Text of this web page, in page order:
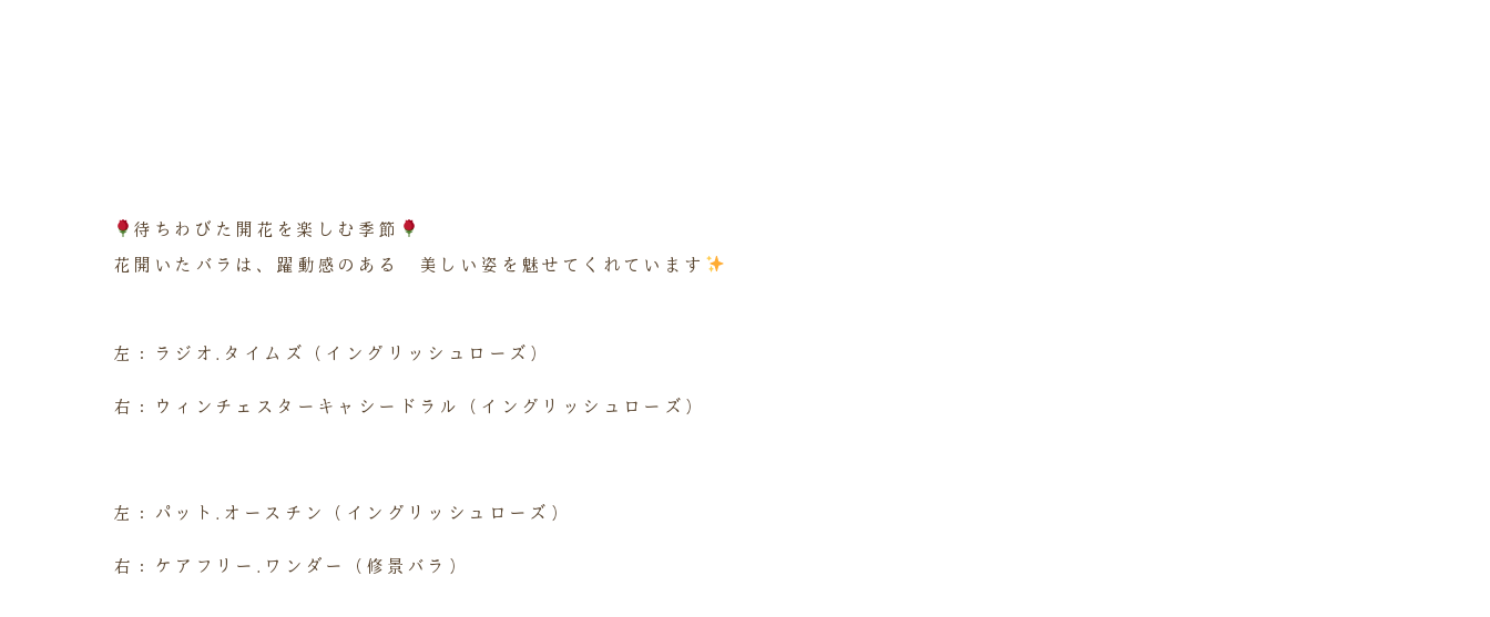
待ちわびた開花を楽しむ季節
花開いたバラは、躍動感のある 美しい姿を魅せてくれています
左：ラジオ.タイムズ（イングリッシュローズ）
右：ウィンチェスターキャシードラル（イングリッシュローズ）
左：パット.オースチン（イングリッシュローズ）
右：ケアフリー.ワンダー（修景バラ）